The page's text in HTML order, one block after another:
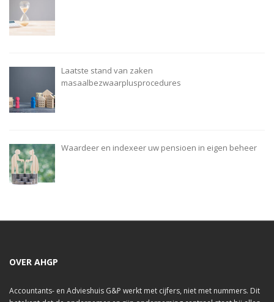
Laatste stand van zaken
masaalbezwaarplusprocedures
Waardeer en indexeer uw pensioen in eigen beheer
OVER AHGP
Accountants- en Advieshuis G&P werkt met cijfers, niet met nummers. Dit